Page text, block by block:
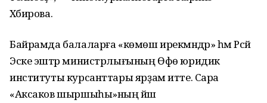
Хәбирова.
Байрамда балаларға «көмөш ирекмәндәр» һәм Рәсәй
Эске эштәр министрлығының Өфө юридик
институты курсанттары ярҙам итте. Сара
«Аксаков шыршыһы»ның йәш